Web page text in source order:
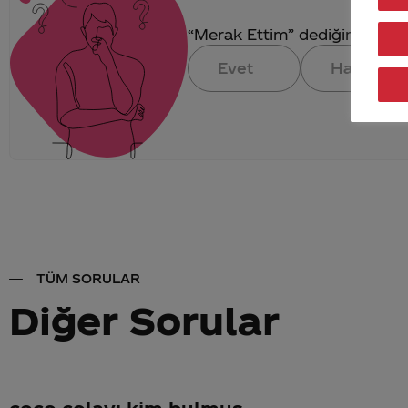
“Merak Ettim” dediğin
Evet
Hayır
TÜM SORULAR
Diğer Sorular